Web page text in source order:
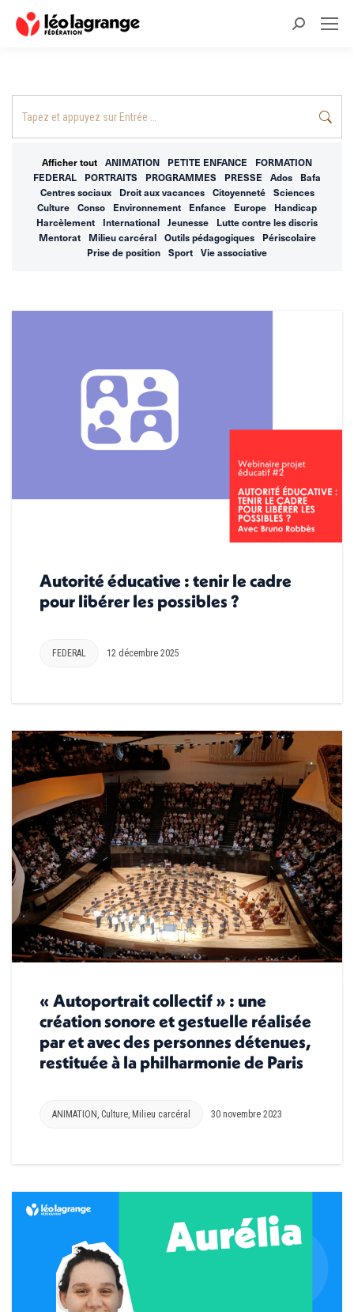
Recherche
Afficher tout ANIMATION PETITE ENFANCE
FORMATION
FEDERAL
PORTRAITS PROGRAMMES PRESSE Ados
Bafa
Centres sociaux
Droit aux vacances Citoyenneté
Sciences
Culture
Conso Environnement Enfance Europe
Handicap
Harcèlement
International Jeunesse
Lutte contre les discris
Mentorat
Milieu carcéral Outils pédagogiques
Périscolaire
Prise de position
Sport Vie associative
Autorité éducative : tenir le cadre
pour libérer les possibles ?
FEDERAL 12 décembre 2025
« Autoportrait collectif » : une
création sonore et gestuelle réalisée
par et avec des personnes détenues,
restituée à la philharmonie de Paris
ANIMATION Culture Milieu carcéral 30 novembre 2023